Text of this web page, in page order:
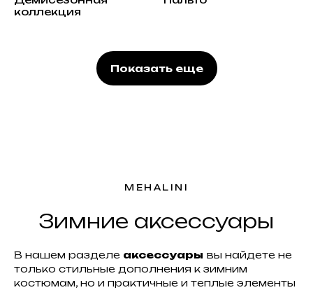
коллекция
Показать еще
MEHALINI
Зимние аксессуары
В нашем разделе аксессуары вы найдете не
только стильные дополнения к зимним
костюмам, но и практичные и теплые элементы